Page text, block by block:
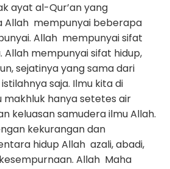
ayat al-Qur’an yang
Allah mempunyai beberapa
Allah mempunyai sifat
Allah mempunyai sifat hidup,
sejatinya yang sama dari
saja. Ilmu kita di
makhluk hanya setetes air
keluasan samudera ilmu Allah.
kekurangan dan
hidup Allah azali, abadi,
Allah Maha